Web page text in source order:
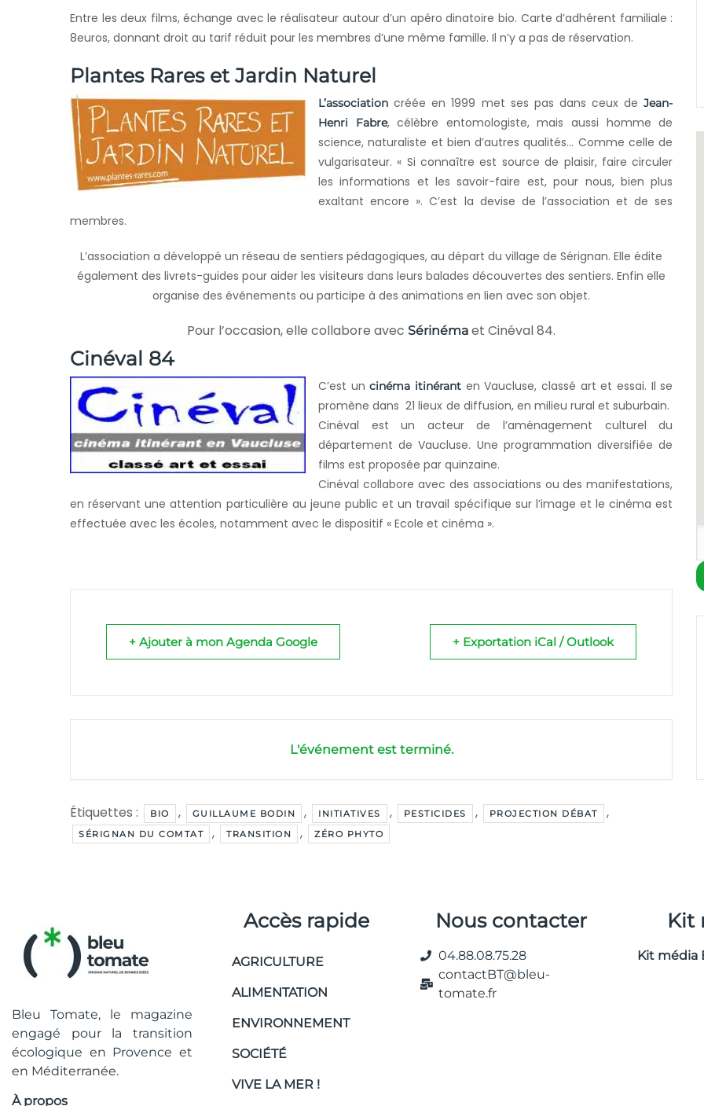
Entre les deux films, échange avec le réalisateur autour d’un apéro dinatoire bio. Carte d’adhérent familiale :
8euros, donnant droit au tarif réduit pour les membres d’une même famille. Il n’y a pas de réservation.
Plantes Rares et Jardin Naturel
L’association créée en 1999 met ses pas dans ceux deJean-
Henri Fabre, célèbre entomologiste, mais aussi homme de
science, naturaliste et bien d’autres qualités… Comme celle de
vulgarisateur. « Si connaître est source de plaisir, faire circuler
les informations et les savoir-faire est, pour nous, bien plus
exaltant encore ». C’est la devise de l’association et de ses
membres.
L’association a développé un réseau de sentiers pédagogiques, au départ du village de Sérignan. Elle édite
également des livrets-guides pour aider les visiteurs dans leurs balades découvertes des sentiers. Enfin elle
organise des événements ou participe à des animations en lien avec son objet.
Pour l’occasion, elle collabore avecSérinéma et Cinéval 84.
Cinéval 84
C’est uncinéma itinérant en Vaucluse, classé art et essai. Il se
promène dans 21 lieux de diffusion, en milieu rural et suburbain.
Cinéval est un acteur de l’aménagement culturel du
département de Vaucluse. Une programmation diversifiée de
films est proposée par quinzaine.
Cinéval collabore avec des associations ou des manifestations,
en réservant une attention particulière au jeune public et un travail spécifique sur l’image et le cinéma est
effectuée avec les écoles, notamment avec le dispositif « Ecole et cinéma ».
+ Ajouter à mon Agenda Google + Exportation iCal / Outlook
L'événement est terminé.
Étiquettes : BIO , GUILLAUME BODIN , INITIATIVES , PESTICIDES , PROJECTION DÉBAT ,
SÉRIGNAN DU COMTAT , TRANSITION , ZÉRO PHYTO
Bleu Tomate, le magazine
engagé pour la transition
écologique en Provence et
en Méditerranée.
À propos
Accès rapide
AGRICULTURE
ALIMENTATION
ENVIRONNEMENT
SOCIÉTÉ
VIVE LA MER !
Nous contacter
04.88.08.75.28
contactBT@bleu-
tomate.fr
Kit
Kit média